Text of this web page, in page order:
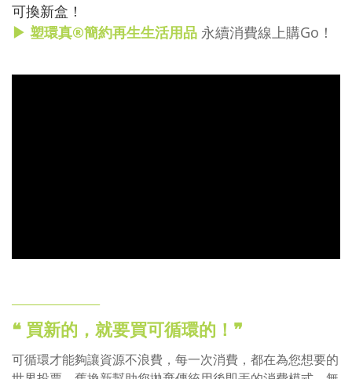
可換新盒！
▶ 塑環真®簡約再生生活用品 永續消費線上購Go！
❝ 買新的，就要買可循環的！❞
可循環才能夠讓資源不浪費，每一次消費，都在為您想要的